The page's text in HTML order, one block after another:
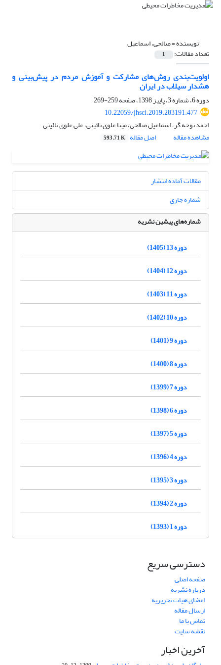
نویسنده =صالحی، اسماعیل
تعداد مقالات: 1
اولویت‌بندی روش‌های مشارکت و آموزش مردم در پیش‌بینی و
هشدار سیلاب در ایران
دوره 6، شماره 3، پاییز 1398، صفحه
259-269
10.22059/jhsci.2019.283191.477
احمد نوحه گر، اسماعیل صالحی، مینا علوی نائینی، علی علوی نائینی
مشاهده مقاله
اصل مقاله 593.71 K
مقالات آماده انتشار
شماره جاری
شماره‌های پیشین نشریه
دوره 13 (1405)
دوره 12 (1404)
دوره 11 (1403)
دوره 10 (1402)
دوره 9 (1401)
دوره 8 (1400)
دوره 7 (1399)
دوره 6 (1398)
دوره 5 (1397)
دوره 4 (1396)
دوره 3 (1395)
دوره 2 (1394)
دوره 1 (1393)
دسترسی سریع
صفحه اصلی
درباره نشریه
اعضای هیات تحریریه
ارسال مقاله
تماس با ما
نقشه سایت
آخرین اخبار